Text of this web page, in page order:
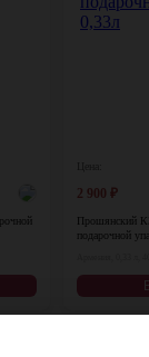
2 900 ₽
Прошянский
подарочной